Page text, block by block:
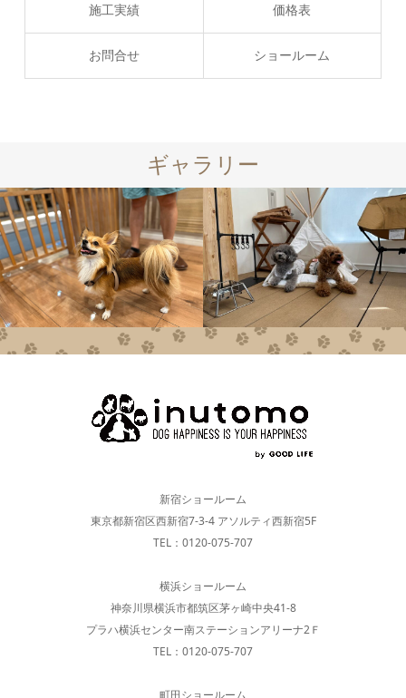
施工実績 価格表
お問合せ ショールーム
ギャラリー
新宿ショールーム
東京都新宿区西新宿7-3-4 アソルティ西新宿5F
TEL：0120-075-707
横浜ショールーム
神奈川県横浜市都筑区茅ヶ崎中央41-8
プラハ横浜センター南ステーションアリーナ2Ｆ
TEL：0120-075-707
町田ショールーム